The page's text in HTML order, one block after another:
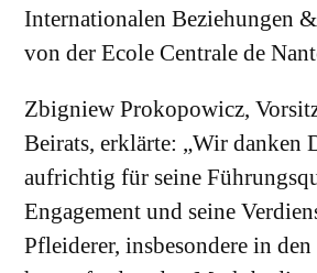
Internationalen Beziehungen
von der Ecole Centrale de
Zbigniew Prokopowicz,
Beirats, erklärte: „Wir danken
aufrichtig für seine
Engagement und seine
Pfleiderer, insbesondere in den